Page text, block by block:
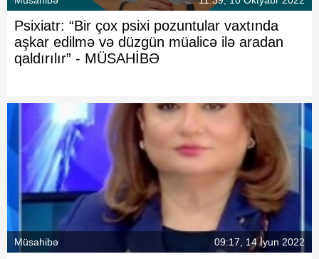
Psixiatr: “Bir çox psixi pozuntular vaxtında
aşkar edilmə və düzgün müalicə ilə aradan
qaldırılır” - MÜSAHİBƏ
Müsahibə 09:17, 14 İyun 2022